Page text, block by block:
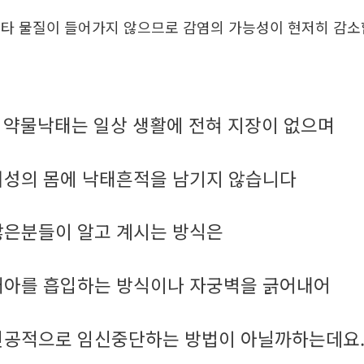
물질이 들어가지 않으므로 감염의 가능성이 현저히 감
약물낙태는 일상 생활에 전혀 지장이 없으며
의 몸에 낙태흔적을 남기지 않습니다
분들이 알고 계시는 방식은
를 흡입하는 방식이나 자궁벽을 긁어내어
적으로 임신중단하는 방법이 아닐까하는데요.